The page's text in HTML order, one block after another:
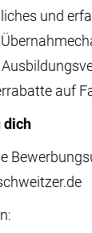
und
auf
dich